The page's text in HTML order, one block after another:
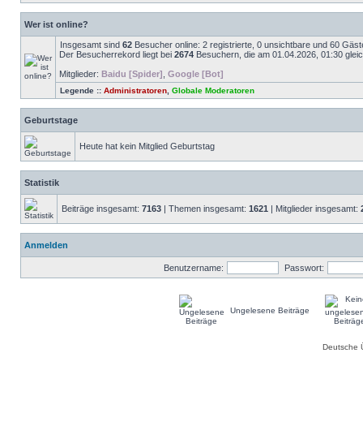
Wer ist online?
Insgesamt sind 62 Besucher online: 2 registrierte, 0 unsichtbare und 60
Der Besucherrekord liegt bei 2674 Besuchern, die am 01.04.2026, 01:30
Mitglieder: Baidu [Spider] Google [Bot]
Legende :: Administratoren Globale Moderatoren
Geburtstage
Heute hat kein Mitglied Geburtstag
Statistik
Beiträge insgesamt: 7163 | Themen insgesamt: 1621 | Mitglieder insgesamt:
Anmelden
Benutzername: Passwort:
Ungelesene Beiträge
Deutsche